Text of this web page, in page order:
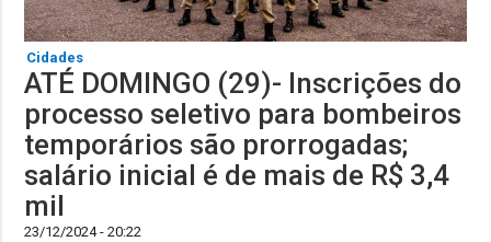
Cidades
ATÉ DOMINGO (29)- Inscrições do
processo seletivo para bombeiros
temporários são prorrogadas;
salário inicial é de mais de R$ 3,4
mil
23/12/2024 - 20:22